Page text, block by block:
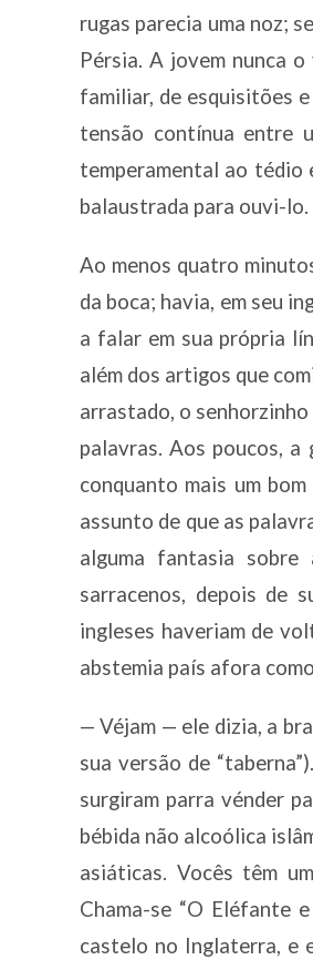
rugas parecia uma noz;
Pérsia. A jovem nunca
familiar, de esquisitões
tensão contínua entre
temperamental ao tédio
balaustrada para ouvi-lo.
Ao menos quatro
da boca; havia, em seu
a falar em sua própria
além dos artigos que
arrastado, o
palavras. Aos poucos,
conquanto mais um
assunto de que as
alguma fantasia
sarracenos, depois de
ingleses haveriam de
abstemia país afora
— Véjam — ele dizia, a
sua versão de
surgiram parra vénder
bébida não alcoólica
asiáticas. Vocês têm
Chama-se “O Eléfante
castelo no Inglaterra, e